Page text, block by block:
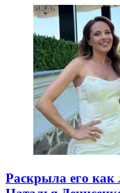
Раскрыла его как